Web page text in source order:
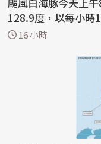
128.9度，以每小時
徑為...
16 小時